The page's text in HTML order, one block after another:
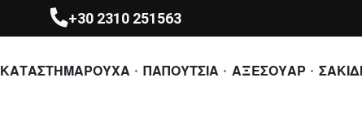
+30 2310 251563
ΚΑΤΑΣΤΗΜΑΡΟΥΧΑ ΠΑΠΟΥΤΣΙΑ ΑΞΕΣΟΥΑΡ